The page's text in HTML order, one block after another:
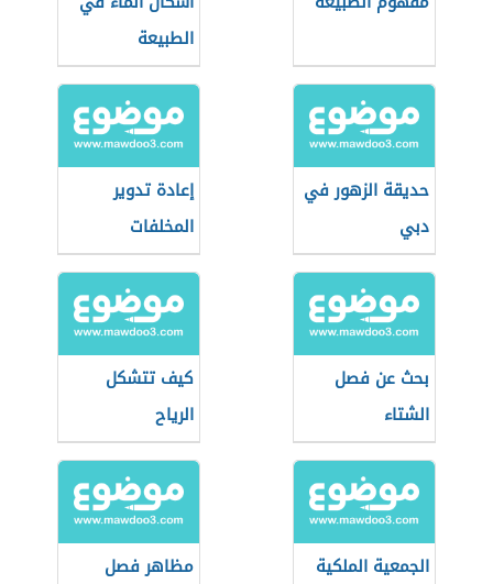
الطبيعة
حديقة الزهور في
دبي
إعادة تدوير
المخلفات
بحث عن فصل
الشتاء
كيف تتشكل
الرياح
الجمعية الملكية
مظاهر فصل